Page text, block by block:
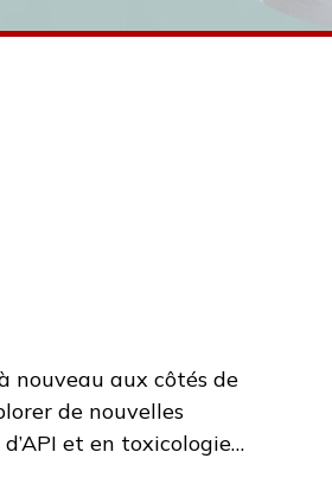
nouveau aux côtés de
de nouvelles
et en toxicologie
sur le stand Indis